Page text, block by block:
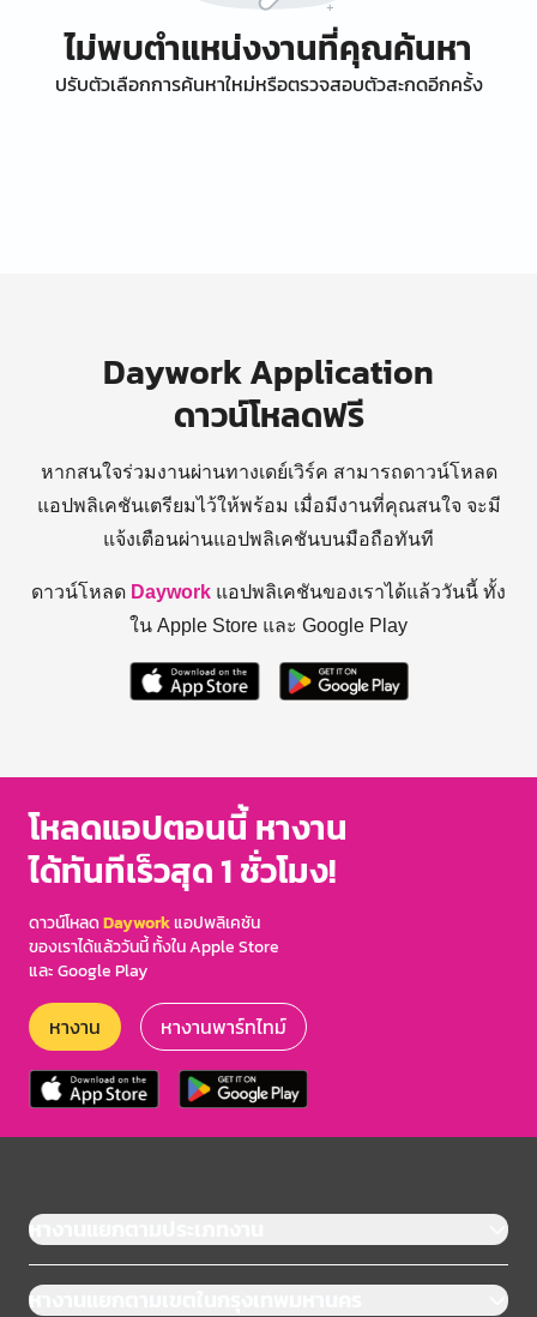
ไม่พบตำแหน่งงานที่คุณค้นหา
ปรับตัวเลือกการค้นหาใหม่หรือตรวจสอบตัวสะกดอีกครั้ง
Daywork Application
ดาวน์โหลดฟรี
หากสนใจร่วมงานผ่านทางเดย์เวิร์ค สามารถดาวน์โหลด
แอปพลิเคชันเตรียมไว้ให้พร้อม เมื่อมีงานที่คุณสนใจ จะมี
แจ้งเตือนผ่านแอปพลิเคชันบนมือถือทันที
ดาวน์โหลด Daywork แอปพลิเคชันของเราได้แล้ววันนี้ ทั้ง
ใน Apple Store และ Google Play
โหลดแอปตอนนี้ หางาน
ได้ทันทีเร็วสุด 1 ชั่วโมง!
ดาวน์โหลดDayworkแอปพลิเคชัน
ของเราได้แล้ววันนี้ ทั้งใน Apple Store
และ Google Play
หางาน หางานพาร์ทไทม์
หางานแยกตามประเภทงาน
หางานแยกตามเขตในกรุงเทพมหานคร